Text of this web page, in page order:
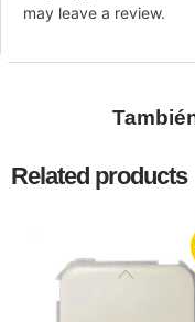
may leave a review.
Related products